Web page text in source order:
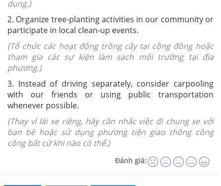
dụng.)
2. Organize tree-planting activities in our community or
participate in local clean-up events.
(Tổ chức các hoạt động trồng cây tại cộng đồng hoặc
tham gia các sự kiện làm sạch môi trường tại địa
phương.)
3. Instead of driving separately, consider carpooling
with our friends or using public transportation
whenever possible.
(Thay vì lái xe riêng, hãy cân nhắc việc đi chung xe với
bạn bè hoặc sử dụng phương tiện giao thông công
cộng bất cứ khi nào có thể.)
Đánh giá: